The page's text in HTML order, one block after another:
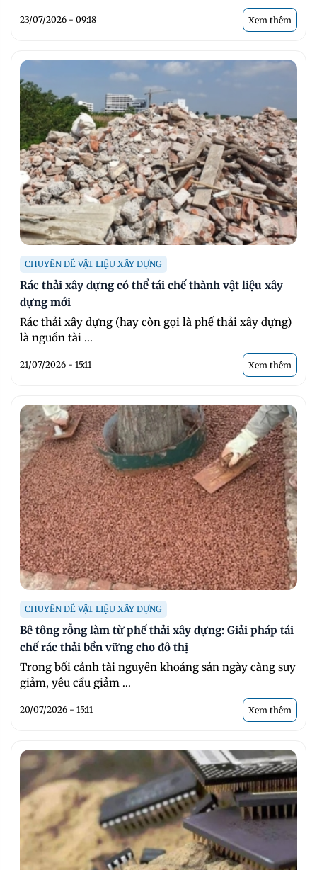
23/07/2026 - 09:18 Xem thêm
CHUYÊN ĐỀ VẬT LIỆU XÂY DỰNG
Rác thải xây dựng có thể tái chế thành vật liệu xây
dựng mới
Rác thải xây dựng (hay còn gọi là phế thải xây dựng)
là nguồn tài ...
21/07/2026 - 15:11 Xem thêm
CHUYÊN ĐỀ VẬT LIỆU XÂY DỰNG
Bê tông rỗng làm từ phế thải xây dựng: Giải pháp tái
chế rác thải bền vững cho đô thị
Trong bối cảnh tài nguyên khoáng sản ngày càng suy
giảm, yêu cầu giảm ...
20/07/2026 - 15:11 Xem thêm